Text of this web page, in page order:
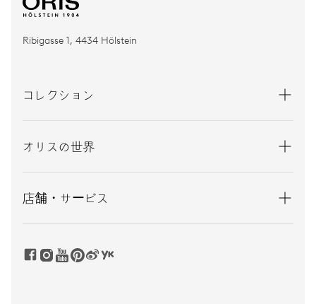
Ribigasse 1, 4434 Hölstein
コレクション
オリスの世界
店舗・サービス